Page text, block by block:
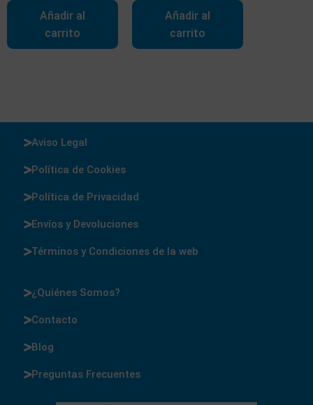
Añadir al
carrito
Añadir al
carrito
Aviso Legal
Política de Cookies
Política de Privacidad
Envíos y Devoluciones
Términos y Condiciones de la web
¿Quiénes Somos?
Contacto
Blog
Preguntas Frecuentes